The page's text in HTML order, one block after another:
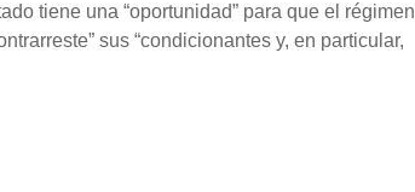
tiene una “oportunidad” para que el régimen
sus “condicionantes y, en particular,